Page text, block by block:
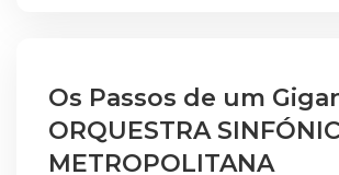
orquestra sinfónica, permite aos
ANSO beneficiarem de uma
regular de trabalho, lado a lado
Os Passos de um
ORQUESTRA
METROPOLITANA